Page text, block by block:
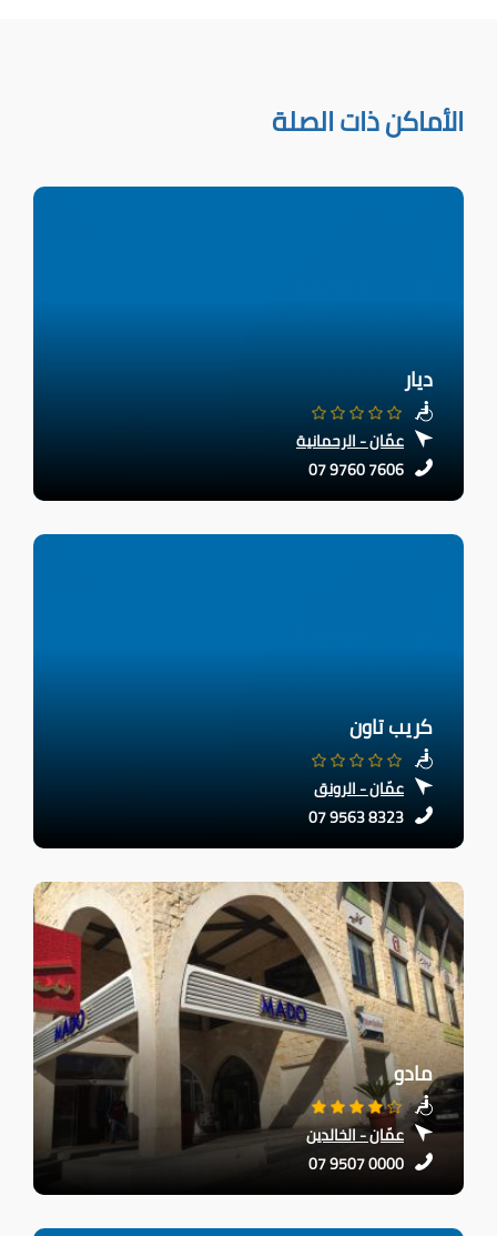
الأماكن ذات الصلة
ديار
عمّان - الرحمانية
07 9760 7606
كريب تاون
عمّان - الرونق
07 9563 8323
مادو
عمّان - الخالدين
07 9507 0000